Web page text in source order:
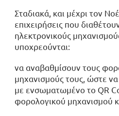
Σταδιακά, και μέχρι τον
επιχειρήσεις που
ηλεκτρονικούς
υποχρεούνται:
να αναβαθμίσουν τους
μηχανισμούς τους, ώστε
με ενσωματωμένο το QR
φορολογικού μηχανισμού